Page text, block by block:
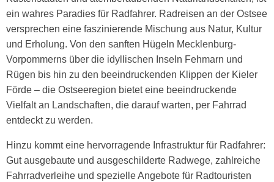
ein wahres Paradies für Radfahrer. Radreisen an der Ostsee
versprechen eine faszinierende Mischung aus Natur, Kultur
und Erholung. Von den sanften Hügeln Mecklenburg-
Vorpommerns über die idyllischen Inseln Fehmarn und
Rügen bis hin zu den beeindruckenden Klippen der Kieler
Förde – die Ostseeregion bietet eine beeindruckende
Vielfalt an Landschaften, die darauf warten, per Fahrrad
entdeckt zu werden.
Hinzu kommt eine hervorragende Infrastruktur für Radfahrer:
Gut ausgebaute und ausgeschilderte Radwege, zahlreiche
Fahrradverleihe und spezielle Angebote für Radtouristen